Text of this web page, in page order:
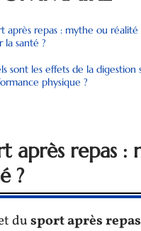
après repas : mythe ou réalité
la santé ?
sont les effets de la digestion
physique ?
après repas
?
dusport après repas